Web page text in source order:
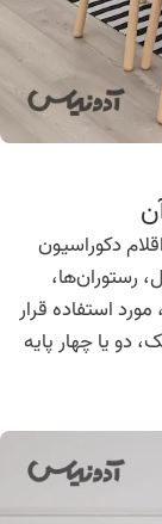
دکوراسیون
رستوران‌ها،
استفاده قرار
دو یا چهار پایه